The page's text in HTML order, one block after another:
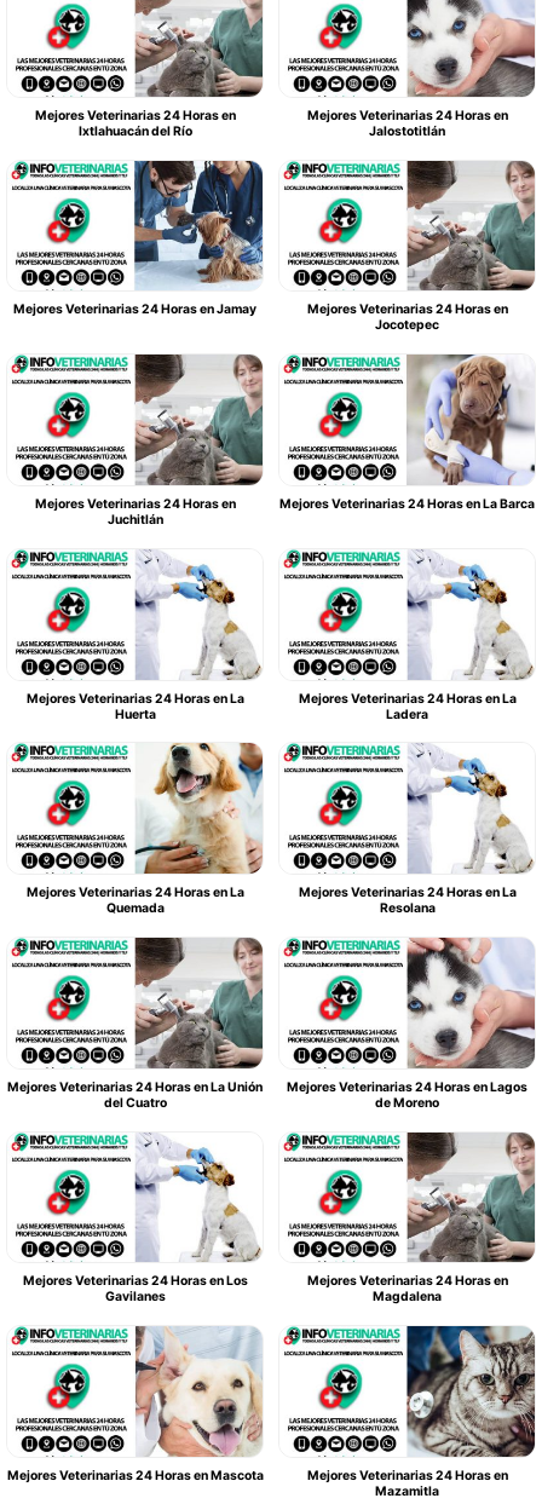
Mejores Veterinarias 24 Horas en
Ixtlahuacán del Río
Mejores Veterinarias 24 Horas en
Jalostotitlán
Mejores Veterinarias 24 Horas en Jamay
Mejores Veterinarias 24 Horas en
Jocotepec
Mejores Veterinarias 24 Horas en
Juchitlán
Mejores Veterinarias 24 Horas en La Barca
Mejores Veterinarias 24 Horas en La
Huerta
Mejores Veterinarias 24 Horas en La
Ladera
Mejores Veterinarias 24 Horas en La
Quemada
Mejores Veterinarias 24 Horas en La
Resolana
Mejores Veterinarias 24 Horas en La Unión
del Cuatro
Mejores Veterinarias 24 Horas en Lagos
de Moreno
Mejores Veterinarias 24 Horas en Los
Gavilanes
Mejores Veterinarias 24 Horas en
Magdalena
Mejores Veterinarias 24 Horas en Mascota
Mejores Veterinarias 24 Horas en
Mazamitla